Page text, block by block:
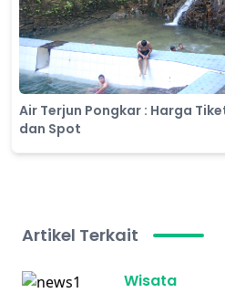
Air Terjun Pongkar : Harga
dan Spot
Artikel Terkait
Wisata